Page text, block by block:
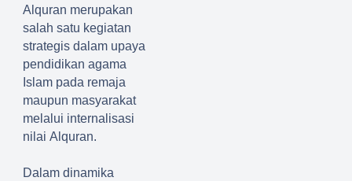
Alquran merupakan
salah satu kegiatan
strategis dalam upaya
pendidikan agama
Islam pada remaja
maupun masyarakat
melalui internalisasi
nilai A quran.
Dalam dinamika